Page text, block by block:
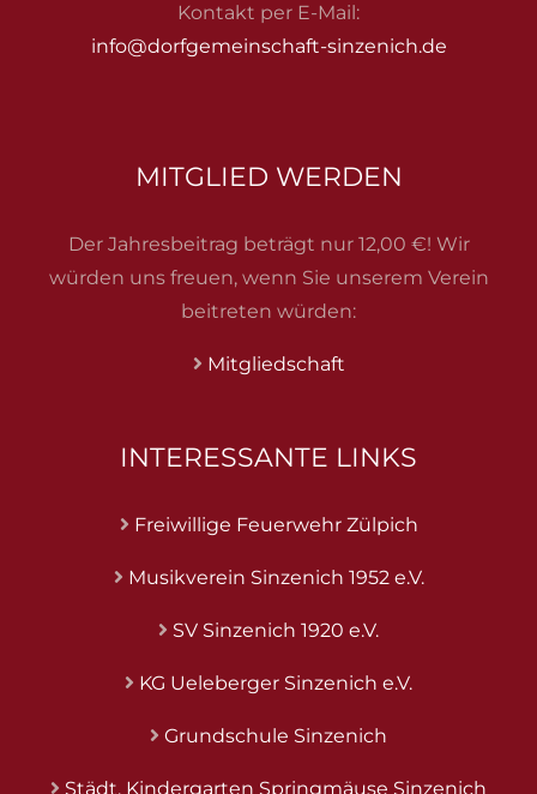
Kontakt per E-Mail:
info@dorfgemeinschaft-sinzenich.de
MITGLIED WERDEN
Der Jahresbeitrag beträgt nur 12,00 €! Wir
würden uns freuen, wenn Sie unserem Verein
beitreten würden:
Mitgliedschaft
INTERESSANTE LINKS
Freiwillige Feuerwehr Zülpich
Musikverein Sinzenich 1952 e.V.
SV Sinzenich 1920 e.V.
KG Ueleberger Sinzenich e.V.
Grundschule Sinzenich
Städt. Kindergarten Springmäuse Sinzenich